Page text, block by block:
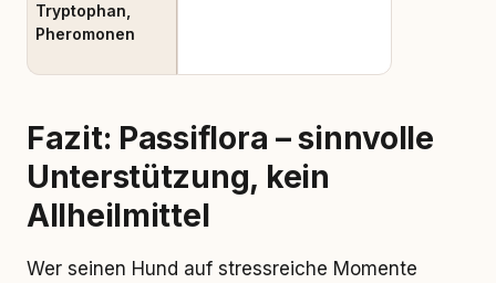
Tryptophan,
Pheromonen
Fazit: Passiflora – sinnvolle
Unterstützung, kein
Allheilmittel
Wer seinen Hund auf stressreiche Momente